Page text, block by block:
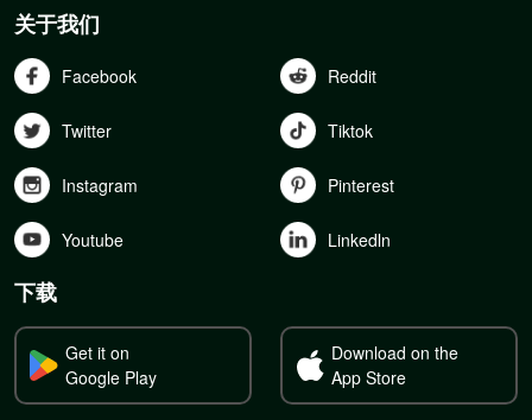
关于我们
Facebook Reddit
Twitter Tiktok
Instagram Pinterest
Youtube Linkedln
下载
Get it on
Google Play
Download on the
App Store